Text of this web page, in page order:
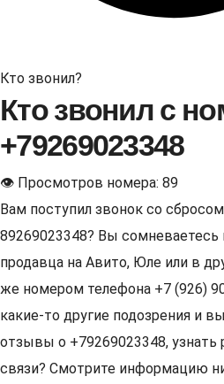
Кто звонил?
Кто звонил с
+79269023348
👁 Просмотров номера: 89
Вам поступил звонок со
89269023348? Вы сомневаетесь
продавца на Авито, Юле или в
же номером телефона +7 (926)
какие-то другие подозрения и
отзывы о +79269023348, узнать
связи? Смотрите информацию